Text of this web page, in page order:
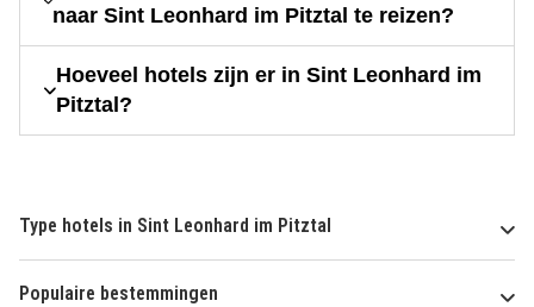
naar Sint Leonhard im Pitztal te reizen?
Hoeveel hotels zijn er in Sint Leonhard im
Pitztal?
Type hotels in Sint Leonhard im Pitztal
Populaire bestemmingen